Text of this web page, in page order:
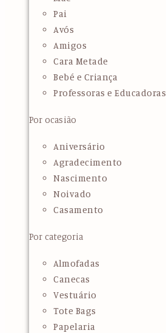
Pai
Avós
Amigos
Cara Metade
Bebé e Criança
Professoras e Educadoras
Por ocasião
Aniversário
Agradecimento
Nascimento
Noivado
Casamento
Por categoria
Almofadas
Canecas
Vestuário
Tote Bags
Papelaria